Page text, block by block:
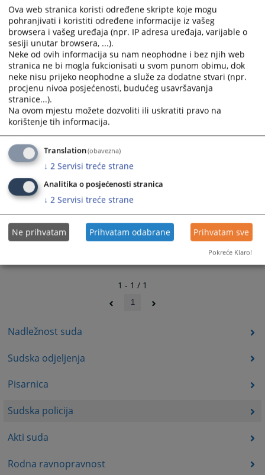
Nadležnost suda
Sudska odjeljenja
Pisarnica
Sudska policija
Akti suda
Rodna ravnopravnost
1 - 1 / 1
1
Ova web stranica koristi određene skripte koje mogu
pohranjivati i koristiti određene informacije iz vašeg
browsera i vašeg uređaja (npr. IP adresa uređaja, varijable o
sesiji unutar browsera, ...).
Neke od ovih informacija su nam neophodne i bez njih web
stranica ne bi mogla fukcionisati u svom punom obimu, dok
neke nisu prijeko neophodne a služe za dodatne stvari (npr.
procjenu nivoa posjećenosti, budućeg usavršavanja
stranice...).
Na ovom mjestu možete dozvoliti ili uskratiti pravo na
korištenje tih informacija.
Translation(obavezna)
↓ 2 Servisi treće strane
Analitika o posjećenosti stranica
↓ 2 Servisi treće strane
Ne prihvatam Prihvatam odabrane Prihvatam sve
Pokreće Klaro!